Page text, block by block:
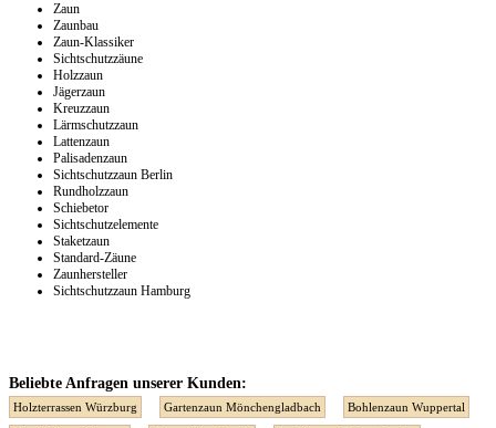
Zaun
Zaunbau
Zaun-Klassiker
Sichtschutzzäune
Holzzaun
Jägerzaun
Kreuzzaun
Lärmschutzzaun
Lattenzaun
Palisadenzaun
Sichtschutzzaun Berlin
Rundholzzaun
Schiebetor
Sichtschutzelemente
Staketzaun
Standard-Zäune
Zaunhersteller
Sichtschutzzaun Hamburg
Beliebte Anfragen unserer Kunden:
Holzterrassen Würzburg Gartenzaun Mönchengladbach Bohlenzaun Wuppertal